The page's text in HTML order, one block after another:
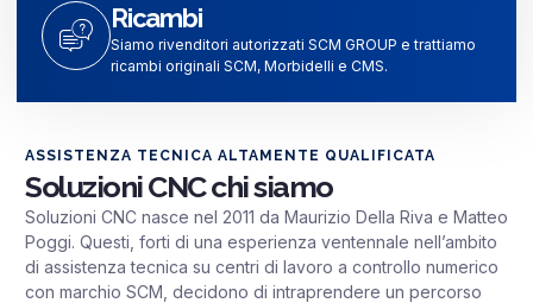
Ricambi
Siamo rivenditori autorizzati SCM GROUP e trattiamo
ricambi originali SCM, Morbidelli e CMS.​
ASSISTENZA TECNICA ALTAMENTE QUALIFICATA
Soluzioni CNC chi siamo
Soluzioni CNC nasce nel 2011 da Maurizio Della Riva e Matteo
Poggi. Questi, forti di una esperienza ventennale nell’ambito
di assistenza tecnica su centri di lavoro a controllo numerico
con marchio SCM, decidono di intraprendere un percorso